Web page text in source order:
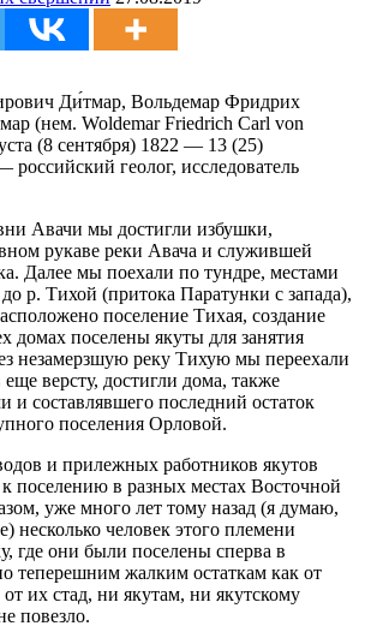
Ди́тмар, Вольдемар Фридрих
(нем. Woldemar Friedrich Carl von
(8 сентября) 1822 — 13 (25)
российский геолог, исследователь
Авачи мы достигли избушки,
рукаве реки Авача и служившей
Далее мы поехали по тундре, местами
р. Тихой (притока Паратунки с запада),
поселение Тихая, создание
домах поселены якуты для занятия
незамерзшую реку Тихую мы переехали
версту, достигли дома, также
и составлявшего последний остаток
поселения Орловой.
и прилежных работников якутов
поселению в разных местах Восточной
уже много лет тому назад (я думаю,
несколько человек этого племени
где они были поселены сперва в
теперешним жалким остаткам как от
их стад, ни якутам, ни якутскому
повезло.